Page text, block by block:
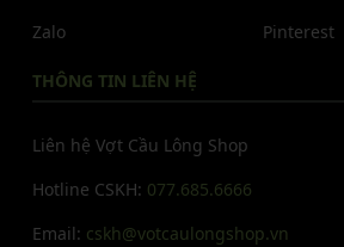
Zalo
Pinterest
THÔNG TIN LIÊN HỆ
Liên hệ Vợt Cầu Lông Shop
Hotline CSKH: 077.685.6666
Email: cskh@votcaulongshop.vn